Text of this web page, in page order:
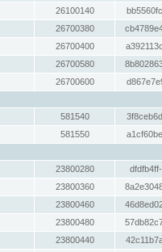
26100140
26700380
26700400
26700580
26700600
581540
581550
23800280
23800360
23800460
23800480
23800440